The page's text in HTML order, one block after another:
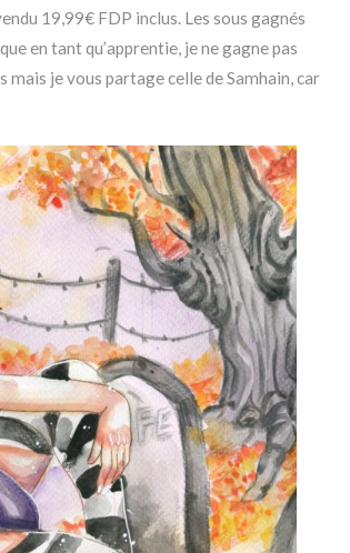
19,99€ FDP inclus. Les sous gagnés
en tant qu’apprentie, je ne gagne pas
je vous partage celle de Samhain, car